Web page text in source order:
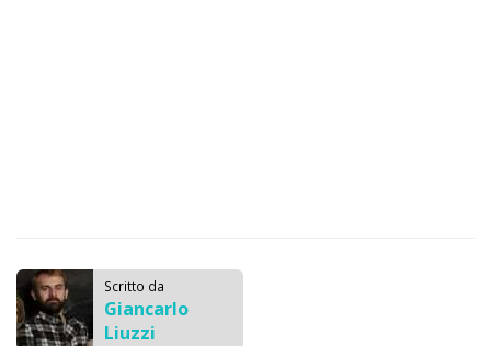
Scritto da
Giancarlo
Liuzzi